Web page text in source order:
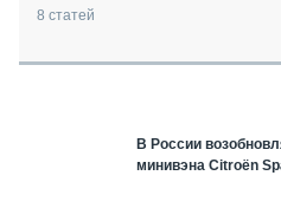
О ПРОЕКТЕ
8 статей
В России
минивэна Citroën